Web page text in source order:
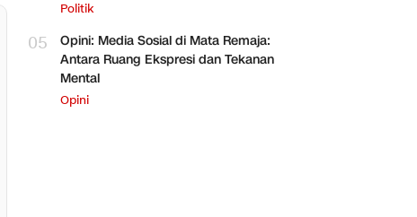
Politik
05
Opini: Media Sosial di Mata Remaja:
Antara Ruang Ekspresi dan Tekanan
Mental
Opini